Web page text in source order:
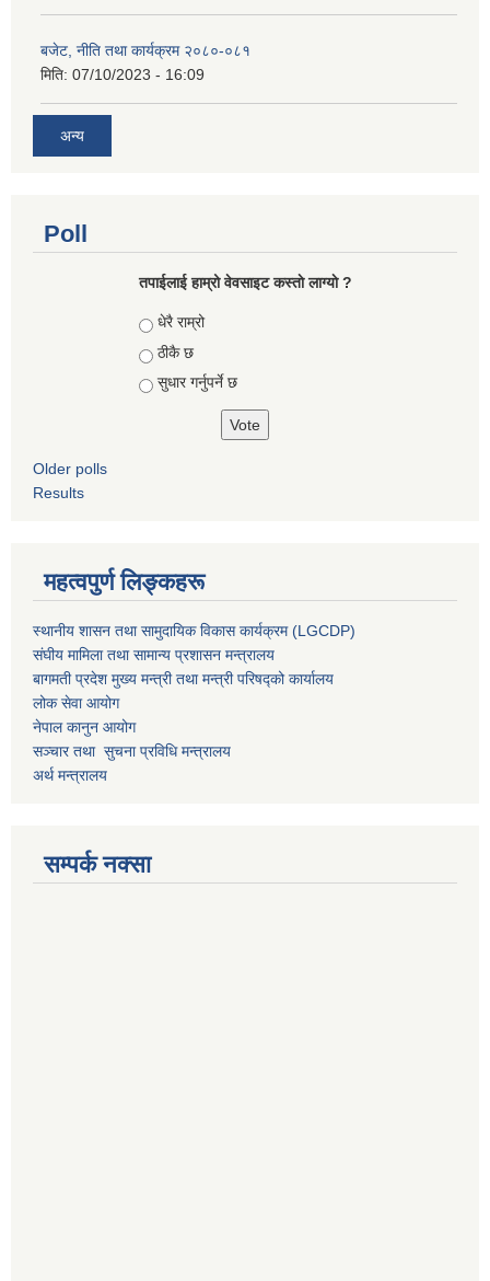
बजेट, नीति तथा कार्यक्रम २०८०-०८१
मिति: 07/10/2023 - 16:09
अन्य
Poll
तपाईलाई हाम्रो वेवसाइट कस्ताे लाग्याे ?
Choices
धेरै राम्रो
ठीकै छ
सुधार गर्नुपर्ने छ
Older polls
Results
महत्वपुर्ण लिङ्कहरू
स्थानीय शासन तथा सामुदायिक विकास कार्यक्रम (LGCDP)
संघीय मामिला तथा सामान्य प्रशासन मन्त्रालय
बागमती प्रदेश मुख्य मन्त्री तथा मन्त्री परिषद्को कार्यालय
लोक सेवा आयोग
नेपाल कानुन आयोग
सञ्चार तथा सुचना प्रविधि मन्त्रालय
अर्थ मन्त्रालय
सम्पर्क नक्सा